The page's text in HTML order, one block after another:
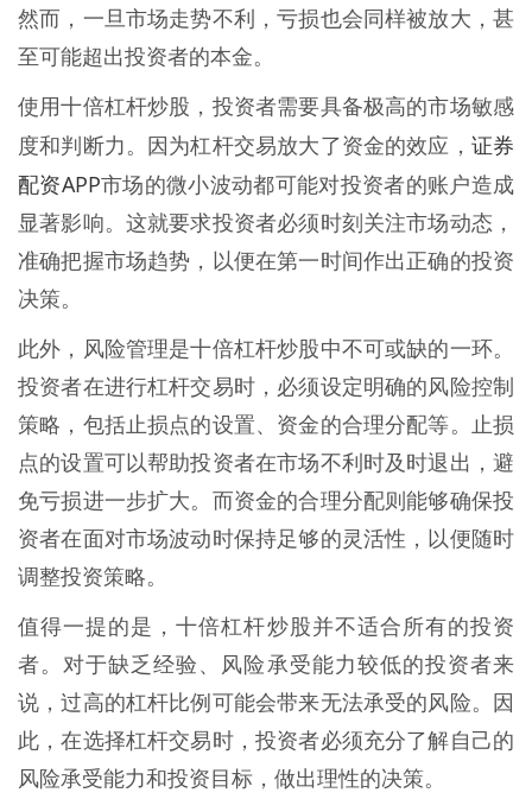
然而，一旦市场走势不利，亏损也会同样被放大，甚
至可能超出投资者的本金。
使用十倍杠杆炒股，投资者需要具备极高的市场敏感
度和判断力。因为杠杆交易放大了资金的效应， 证券
配资APP市场的微小波动都可能对投资者的账户造成
显著影响。这就要求投资者必须时刻关注市场动态，
准确把握市场趋势，以便在第一时间作出正确的投资
决策。
此外，风险管理是十倍杠杆炒股中不可或缺的一环。
投资者在进行杠杆交易时，必须设定明确的风险控制
策略，包括止损点的设置、资金的合理分配等。止损
点的设置可以帮助投资者在市场不利时及时退出，避
免亏损进一步扩大。而资金的合理分配则能够确保投
资者在面对市场波动时保持足够的灵活性，以便随时
调整投资策略。
值得一提的是，十倍杠杆炒股并不适合所有的投资
者。对于缺乏经验、风险承受能力较低的投资者来
说，过高的杠杆比例可能会带来无法承受的风险。因
此，在选择杠杆交易时，投资者必须充分了解自己的
风险承受能力和投资目标，做出理性的决策。